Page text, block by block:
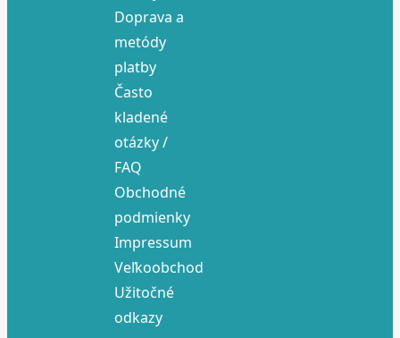
Doprava a
metódy
platby
Často
kladené
otázky /
FAQ
Obchodné
podmienky
Impressum
Veľkoobchod
Užitočné
odkazy